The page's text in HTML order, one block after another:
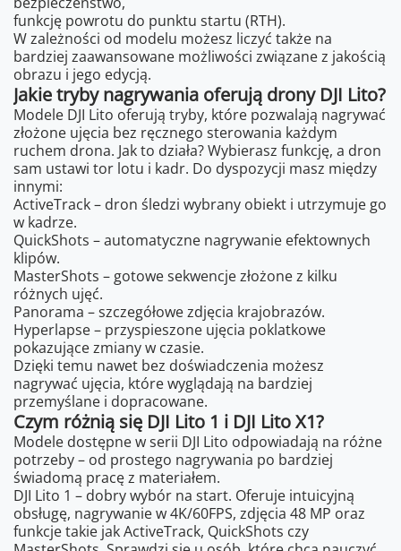
funkcję powrotu do punktu startu (RTH).
W zależności od modelu możesz liczyć także na
bardziej zaawansowane możliwości związane z jakością
obrazu i jego edycją.
Jakie tryby nagrywania oferują drony DJI Lito?
Modele DJI Lito oferują tryby, które pozwalają nagrywać
złożone ujęcia bez ręcznego sterowania każdym
ruchem drona. Jak to działa? Wybierasz funkcję, a dron
sam ustawi tor lotu i kadr. Do dyspozycji masz między
innymi:
ActiveTrack – dron śledzi wybrany obiekt i utrzymuje go
w kadrze.
QuickShots – automatyczne nagrywanie efektownych
klipów.
MasterShots – gotowe sekwencje złożone z kilku
różnych ujęć.
Panorama – szczegółowe zdjęcia krajobrazów.
Hyperlapse – przyspieszone ujęcia poklatkowe
pokazujące zmiany w czasie.
Dzięki temu nawet bez doświadczenia możesz
nagrywać ujęcia, które wyglądają na bardziej
przemyślane i dopracowane.
Czym różnią się DJI Lito 1 i DJI Lito X1?
Modele dostępne w serii DJI Lito odpowiadają na różne
potrzeby – od prostego nagrywania po bardziej
świadomą pracę z materiałem.
DJI Lito 1 – dobry wybór na start. Oferuje intuicyjną
obsługę, nagrywanie w 4K/60FPS, zdjęcia 48 MP oraz
funkcje takie jak ActiveTrack, QuickShots czy